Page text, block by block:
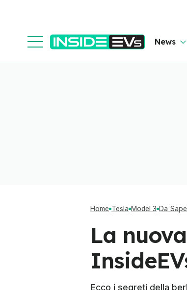
News
Home Tesla Model 3 Da
La
Ecco i segreti della